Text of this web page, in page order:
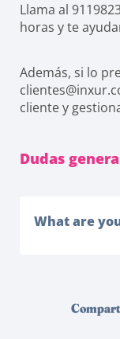
Llama al
horas y te
Además, si lo
cliente y
Dudas
What are